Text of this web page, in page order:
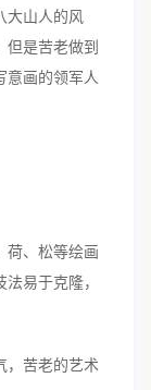
山人的风
但是苦老做到
意画的领军人
、松等绘画
易于克隆，
苦老的艺术